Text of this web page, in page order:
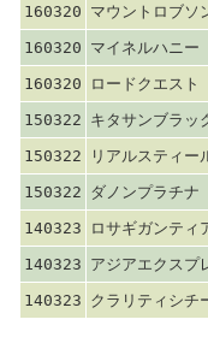
160320 マウントロブソ
160320 マイネルハニー
160320
ロードクエスト
150322 キタサンブラッ
150322
リアルスティー
150322 ダノンプラチナ
140323
ロサギガンティ
140323 アジアエクスプ
140323 クラリティシチ